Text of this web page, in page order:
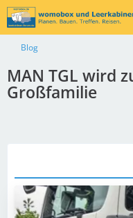
Blog
MAN TGL wird
Großfamilie